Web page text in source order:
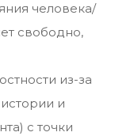
человека/
свободно,
из-за
и
с точки